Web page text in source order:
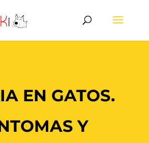
EN GATOS.
Y